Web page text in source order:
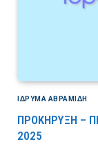
ΙΔΡΎΜΑ ΑΒΡΑΜΊΔΗ
ΠΡΟΚΗΡΥΞΗ –
2025